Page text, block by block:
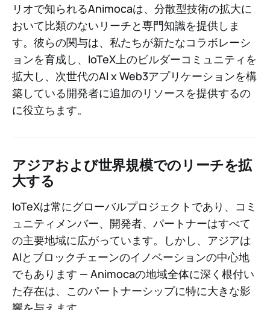
リオで知られるAnimocaは、分散型技術の拡大に
おいて比類のないリーチと専門知識を提供しま
す。彼らの関与は、私たちが新たなコラボレーシ
ョンを育成し、IoTeX上のビルダーコミュニティを
拡大し、次世代のAI x Web3アプリケーションを構
築している開発者に追加のリソースを提供するの
に役立ちます。
アジアおよび世界規模でのリーチを拡
大する
IoTeXは常にグローバルプロジェクトであり、コミ
ュニティメンバー、開発者、パートナーはすべて
の主要地域に広がっています。しかし、アジアは
AIとブロックチェーンのイノベーションの中心地
でもあります — Animocaの地域全体に深く根付い
た存在は、このパートナーシップに特に大きな影